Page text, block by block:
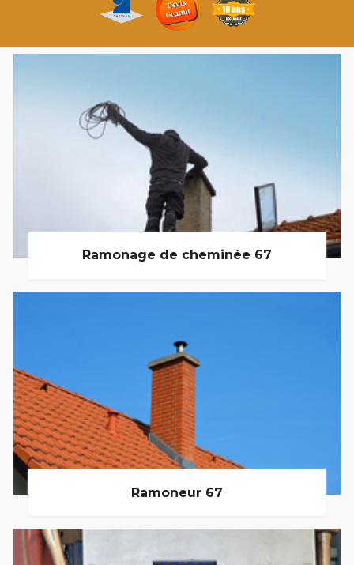
Ramonage de cheminée 67
Ramoneur 67